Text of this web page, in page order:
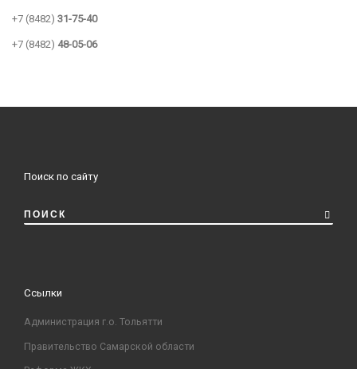
+7 (8482) 31-75-40
+7 (8482) 48-05-06
Поиск по сайту
ПОИСК
Ссылки
Администрация г.о. Тольятти
Правительство Самарской области